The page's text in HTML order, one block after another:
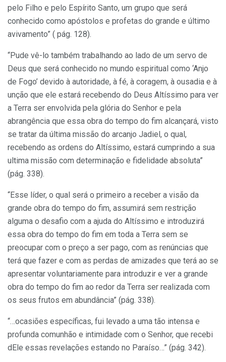
pelo Filho e pelo Espírito Santo, um grupo que será
conhecido como apóstolos e profetas do grande e último
avivamento” ( pág. 128).
“Pude vê-lo também trabalhando ao lado de um servo de
Deus que será conhecido no mundo espiritual como ‘Anjo
de Fogo’ devido à autoridade, à fé, à coragem, à ousadia e à
unção que ele estará recebendo do Deus Altíssimo para ver
a Terra ser envolvida pela glória do Senhor e pela
abrangência que essa obra do tempo do fim alcançará, visto
se tratar da última missão do arcanjo Jadiel, o qual,
recebendo as ordens do Altíssimo, estará cumprindo a sua
ultima missão com determinação e fidelidade absoluta”
(pág. 338).
“Esse líder, o qual será o primeiro a receber a visão da
grande obra do tempo do fim, assumirá sem restrição
alguma o desafio com a ajuda do Altíssimo e introduzirá
essa obra do tempo do fim em toda a Terra sem se
preocupar com o preço a ser pago, com as renúncias que
terá que fazer e com as perdas de amizades que terá ao se
apresentar voluntariamente para introduzir e ver a grande
obra do tempo do fim ao redor da Terra ser realizada com
os seus frutos em abundância” (pág. 338).
“…ocasiões específicas, fui levado a uma tão intensa e
profunda comunhão e intimidade com o Senhor, que recebi
dEle essas revelações estando no Paraíso…” (pág. 342).